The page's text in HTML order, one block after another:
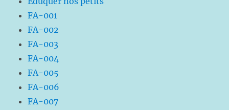
FA-001
FA-002
FA-003
FA-004
FA-005
FA-006
FA-007